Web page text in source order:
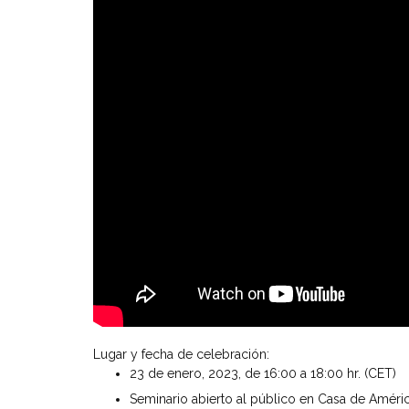
Lugar y fecha de celebración:
23 de enero, 2023, de 16:00 a 18:00 hr. (CET)
Seminario abierto al público en Casa de